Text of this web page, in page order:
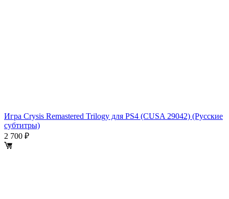
Игра Crysis Remastered Trilogy для PS4 (CUSA 29042) (Русские
субтитры)
2 700 ₽